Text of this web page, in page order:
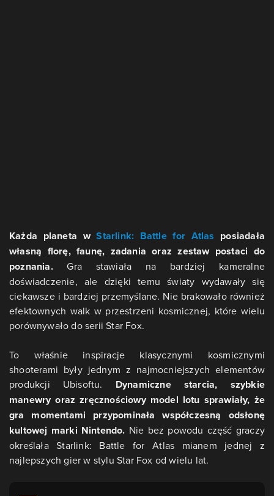
Każda planeta wStarlink: Battle for Atlas posiadała
własną florę, faunę, zadania oraz zestaw postaci do
poznania.Gra stawiała na bardziej kameralne
doświadczenie, ale dzięki temu światy wydawały się
ciekawsze i bardziej przemyślane. Nie brakowało również
efektownych walk w przestrzeni kosmicznej, które wielu
porównywało do serii Star Fox.
To właśnie inspiracje klasycznymi kosmicznymi
shooterami były jednym z najmocniejszych elementów
produkcji Ubisoftu. Dynamiczne starcia, szybkie
manewry oraz zręcznościowy model lotu sprawiały, że
gra momentami przypominała współczesną odsłonę
kultowej marki Nintendo. Nie bez powodu część graczy
określała Starlink: Battle for Atlas mianem jednej z
najlepszych gier w stylu Star Fox od wielu lat.